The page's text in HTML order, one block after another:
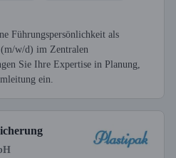
Führungspersönlichkeit als
w/d) im Zentralen
Sie Ihre Expertise in Planung,
ein.